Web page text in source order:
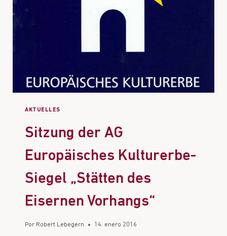
AKTUELLES
Sitzung der AG
Europäisches Kulturerbe-
Siegel „Stätten des
Eisernen Vorhangs“
Por Robert Lebegern 14. enero 2016